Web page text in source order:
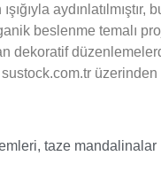
aydınlatılmıştır,
beslenme temalı
dekoratif
, taze mandalinalar